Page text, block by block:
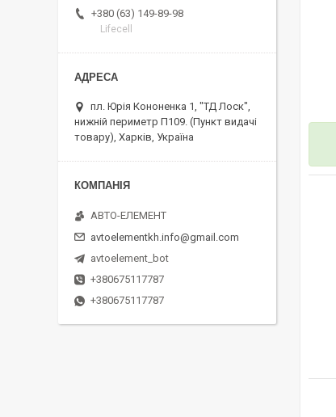
+380 (63) 149-89-98
Lifecell
пл. Юрія Кононенка 1, "ТД Лоск",
нижній периметр П109. (Пункт видачі
товару), Харків, Україна
АВТО-ЕЛЕМЕНТ
avtoelementkh.info@gmail.com
avtoelement_bot
+380675117787
+380675117787